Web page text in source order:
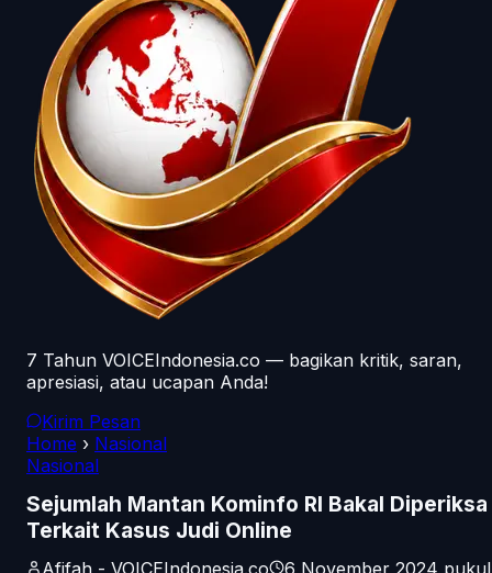
7 Tahun VOICEIndonesia.co — bagikan kritik, saran,
apresiasi, atau ucapan Anda!
Kirim Pesan
Home › Nasional
Nasional
Sejumlah Mantan Kominfo RI Bakal Diperiksa
Terkait Kasus Judi Online
Afifah - VOICEIndonesia.co
6 November 2024 pukul